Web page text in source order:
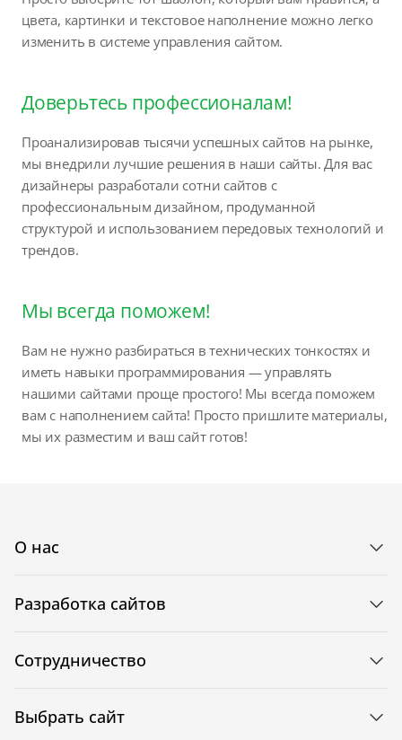
цвета, картинки и текстовое наполнение можно легко
изменить в системе управления сайтом.
Доверьтесь профессионалам!
Проанализировав тысячи успешных сайтов на рынке,
мы внедрили лучшие решения в наши сайты. Для вас
дизайнеры разработали сотни сайтов с
профессиональным дизайном, продуманной
структурой и использованием передовых технологий и
трендов.
Мы всегда поможем!
Вам не нужно разбираться в технических тонкостях и
иметь навыки программирования — управлять
нашими сайтами проще простого! Мы всегда поможем
вам с наполнением сайта! Просто пришлите материалы,
мы их разместим и ваш сайт готов!
О нас
Разработка сайтов
Сотрудничество
Выбрать сайт